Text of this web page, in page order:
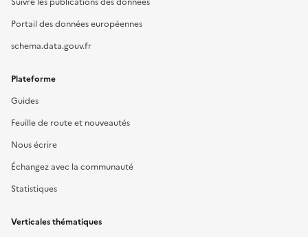
Portail des données européennes
schema.data.gouv.fr
Plateforme
Guides
Feuille de route et nouveautés
Nous écrire
Échangez avec la communauté
Statistiques
Verticales thématiques